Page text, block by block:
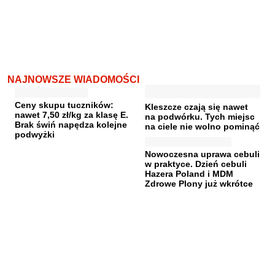
NAJNOWSZE WIADOMOŚCI
Ceny skupu tuczników:
nawet 7,50 zł/kg za klasę E.
Brak świń napędza kolejne
podwyżki
Kleszcze czają się nawet
na podwórku. Tych miejsc
na ciele nie wolno pominąć
Nowoczesna uprawa cebuli
w praktyce. Dzień cebuli
Hazera Poland i MDM
Zdrowe Plony już wkrótce